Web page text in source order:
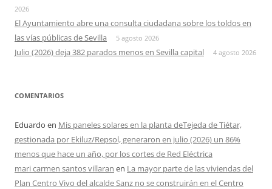
2026
El Ayuntamiento abre una consulta ciudadana sobre los toldos en
las vías públicas de Sevilla
5 agosto 2026
Julio (2026) deja 382 parados menos en Sevilla capital 4 agosto 2026
COMENTARIOS
Eduardo en Mis paneles solares en la planta deTejeda de Tiétar,
gestionada por Ekiluz/Repsol, generaron en julio (2026) un 86%
menos que hace un año, por los cortes de Red Eléctrica
mari carmen santos villaran en La mayor parte de las viviendas del
Plan Centro Vivo del alcalde Sanz no se construirán en el Centro